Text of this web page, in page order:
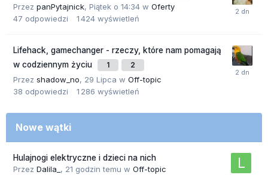
Przez panPytajnick, Piątek o 14:34 w Oferty
47 odpowiedzi 1 424 wyświetleń
Lifehack, gamechanger - rzeczy, które nam pomagają
w codziennym życiu
1 2
Przez shadow_no, 29 Lipca w Off-topic
38 odpowiedzi 1 286 wyświetleń
Nowe wątki
Hulajnogi elektryczne i dzieci na nich
Przez Dalila_ , 21 godzin temu w Off-topic